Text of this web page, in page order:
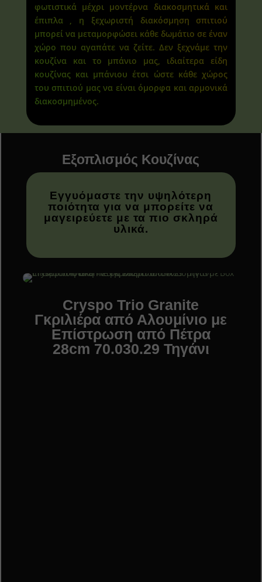
φωτιστικά μέχρι μοντέρνα διακοσμητικά και
έπιπλα , η ξεχωριστή διακόσμηση σπιτιού
μπορεί να μεταμορφώσει κάθε δωμάτιο σε έναν
χώρο που αγαπάτε να ζείτε. Δεν ξεχνάμε την
κουζίνα και το μπάνιο μας, ιδιαίτερα είδη
κουζίνας και μπάνιου έτσι ώστε κάθε χώρος
του σπιτιού μας να είναι όμορφα και αρμονικά
διακοσμημένος.
Εξοπλισμός Κουζίνας
Εγγυόμαστε την υψηλότερη
ποιότητα για να μπορείτε να
μαγειρεύετε με τα πιο σκληρά
υλικά.
Cryspo Trio Granite
Γκριλιέρα από Αλουμίνιο με
Επίστρωση από Πέτρα
28cm 70.030.29 Τηγάνι